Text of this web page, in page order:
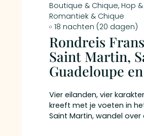
Boutique & Chique, Hop
Romantiek & Chique
18 nachten (20 dagen)
Rondreis
Saint Martin,
Guadeloupe
Vier eilanden, vier
kreeft met je voeten in
Saint Martin, wandel